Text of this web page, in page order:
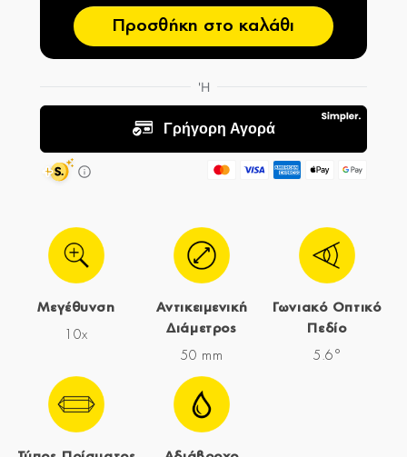
Προσθήκη στο καλάθι
Μεγέθυνση
10x
Αντικειμενική
Διάμετρος
50 mm
Γωνιακό Οπτικό
Πεδίο
5.6°